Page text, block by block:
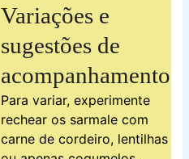
Variações e
sugestões de
acompanhamento
Para variar, experimente
rechear os sarmale com
carne de cordeiro, lentilhas